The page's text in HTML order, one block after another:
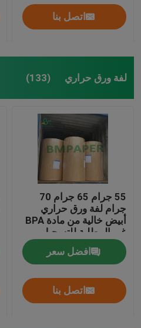
لفة ورق الصحف
اتصل بنا
لفة ورق حراري (133)
55 جرام 65 جرام 70
جرام لفة ورق حراري
أبيض خالية من مادة BPA
غير المطلية للتسجيل
افضل سعر
اتصل بنا